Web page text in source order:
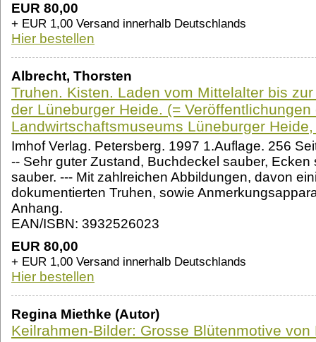
EUR 80,00
+ EUR 1,00 Versand innerhalb Deutschlands
Hier bestellen
Albrecht, Thorsten
Truhen. Kisten. Laden vom Mittelalter bis
der Lüneburger Heide. (= Veröffentlichungen
Landwirtschaftsmuseums Lüneburger
Imhof Verlag. Petersberg. 1997 1.Auflage. 256
-- Sehr guter Zustand, Buchdeckel sauber,
sauber. --- Mit zahlreichen Abbildungen, davon
dokumentierten Truhen, sowie
Anhang.
EAN/ISBN: 3932526023
EUR 80,00
+ EUR 1,00 Versand innerhalb Deutschlands
Hier bestellen
Regina Miethke (Autor)
Keilrahmen-Bilder: Grosse Blütenmotive